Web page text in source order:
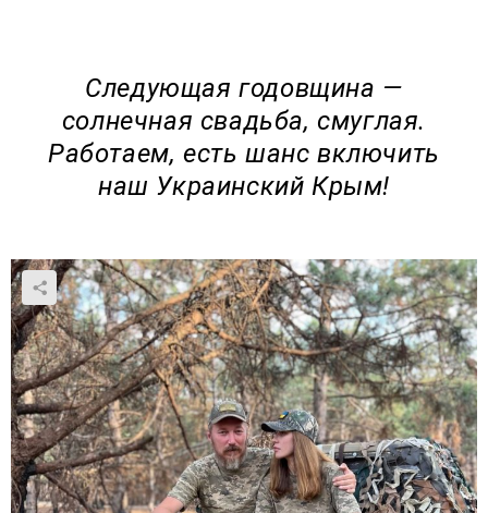
Следующая годовщина —
солнечная свадьба, смуглая.
Работаем, есть шанс включить
наш Украинский Крым!